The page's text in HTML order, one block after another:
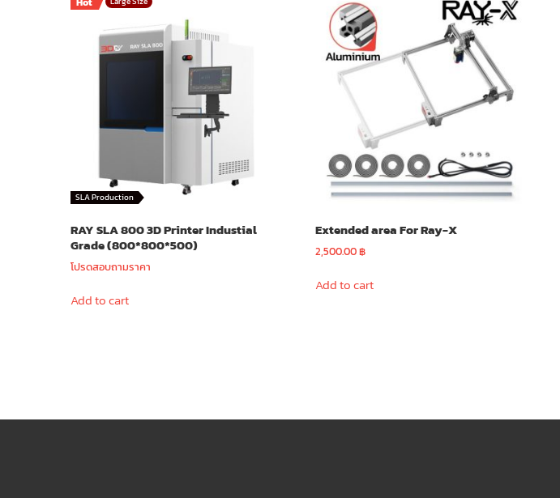
SLA Production
RAY SLA 800 3D Printer Industial
Grade (800*800*500)
โปรดสอบถามราคา
Add to cart
Extended area For Ray-X
2,500.00฿
Add to cart